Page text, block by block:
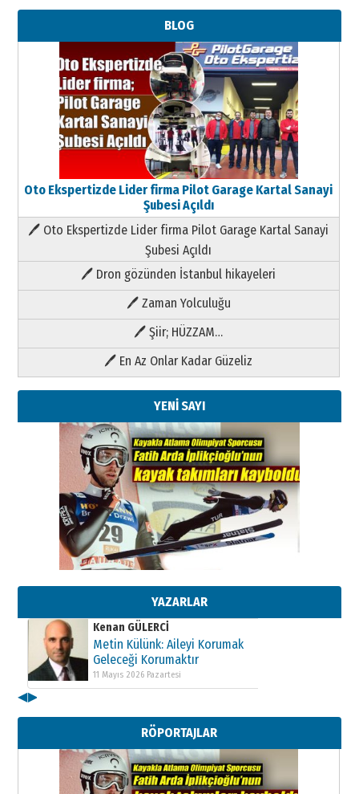
BLOG
Oto Ekspertizde Lider firma Pilot Garage Kartal Sanayi
Şubesi Açıldı
🖊 Oto Ekspertizde Lider firma Pilot Garage Kartal Sanayi
Şubesi Açıldı
🖊 Dron gözünden İstanbul hikayeleri
🖊 Zaman Yolculuğu
🖊 Şiir; HÜZZAM…
🖊 En Az Onlar Kadar Güzeliz
YENİ SAYI
YAZARLAR
Kenan GÜLERCİ
Metin Külünk: Aileyi Korumak
Geleceği Korumaktır
11 Mayıs 2026 Pazartesi
Kenan GÜLERCİ
Metin Külünk: Aileyi Korumak
Geleceği Korumaktır
11 Mayıs 2026 Pazartesi
Metin Külünk: Aileyi Korumak
Geleceği Korumaktır
11 Mayıs 2026 Pazartesi
◀▶
RÖPORTAJLAR